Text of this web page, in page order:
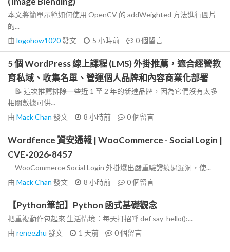
本文將簡單示範如何使用 OpenCV 的 addWeighted 方法進行圖片
的...
由 logohow1020發文 5 小時前 0個留言
5 個 WordPress 線上課程 (LMS) 外掛推薦，適合經營教
育私域、收集名單、營運個人品牌和內容商業化部署
📝 這次推薦排除一些近 1 至 2 年的新進品牌，因為它們沒有太多
相關數據可供...
由 Mack Chan 發文 8 小時前 0個留言
Wordfence 資安通報 | WooCommerce - Social Login |
CVE-2026-8457
WooCommerce Social Login 外掛爆出嚴重驗證繞過漏洞，使...
由 Mack Chan 發文 8 小時前 0個留言
【Python筆記】Python 函式基礎觀念
把重複動作包起來 生活情境：每天打招呼 def say_hello():...
由 reneezhu 發文 1 天前 0個留言